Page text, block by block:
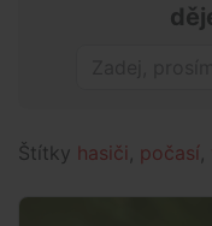
Štítky hasiči počasí